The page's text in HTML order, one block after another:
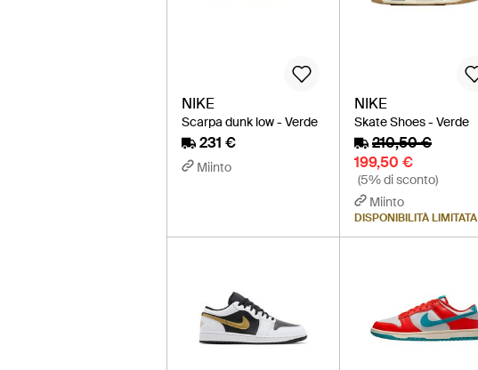
NIKE
Scarpa dunk low - Verde
231 €
Miinto
NIKE
Skate Shoes - Verde
210,50 €
199,50 €
(5% di sconto)
Miinto
DISPONIBILITÀ LIMITATA